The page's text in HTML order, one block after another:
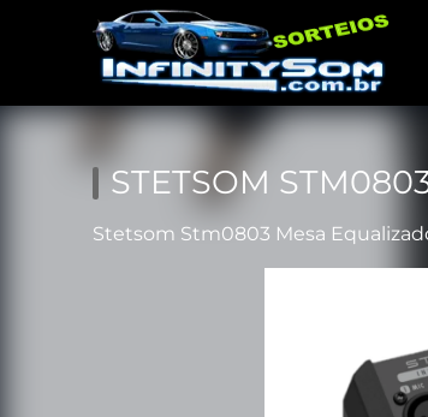
STETSOM
Stetsom Stm0803 Mesa